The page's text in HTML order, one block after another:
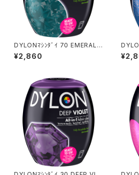
DYLONﾏｼﾝﾀﾞｲ 70 EMERALD
GREEN
¥2,860
UE